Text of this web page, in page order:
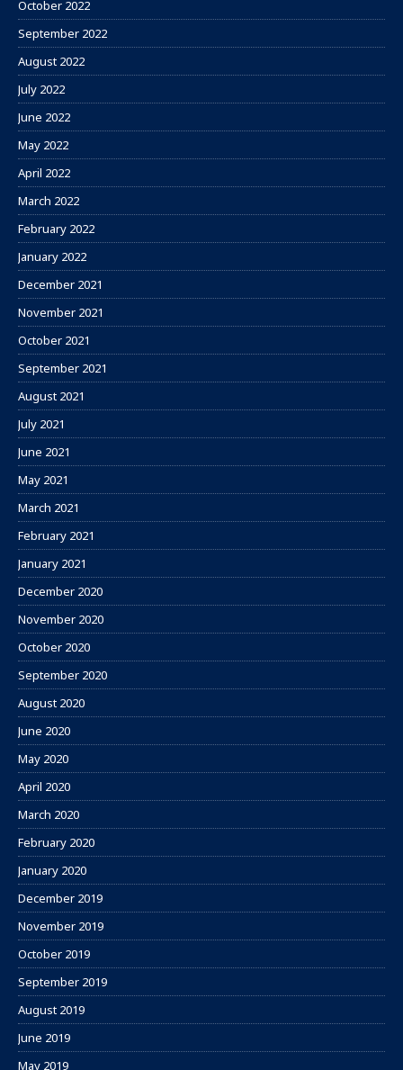
October 2022
September 2022
August 2022
July 2022
June 2022
May 2022
April 2022
March 2022
February 2022
January 2022
December 2021
November 2021
October 2021
September 2021
August 2021
July 2021
June 2021
May 2021
March 2021
February 2021
January 2021
December 2020
November 2020
October 2020
September 2020
August 2020
June 2020
May 2020
April 2020
March 2020
February 2020
January 2020
December 2019
November 2019
October 2019
September 2019
August 2019
June 2019
May 2019